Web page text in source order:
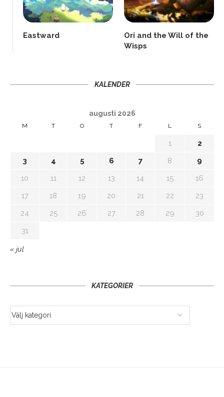
Eastward
Ori and the Will of the
Wisps
KALENDER
augusti 2026
M T O T F L S
1
2
3
4 5 6 7 8
9
10
11 12 13 14 15
16
17
18 19 20 21 22
23
24
25 26 27 28 29
30
31
« jul
KATEGORIER